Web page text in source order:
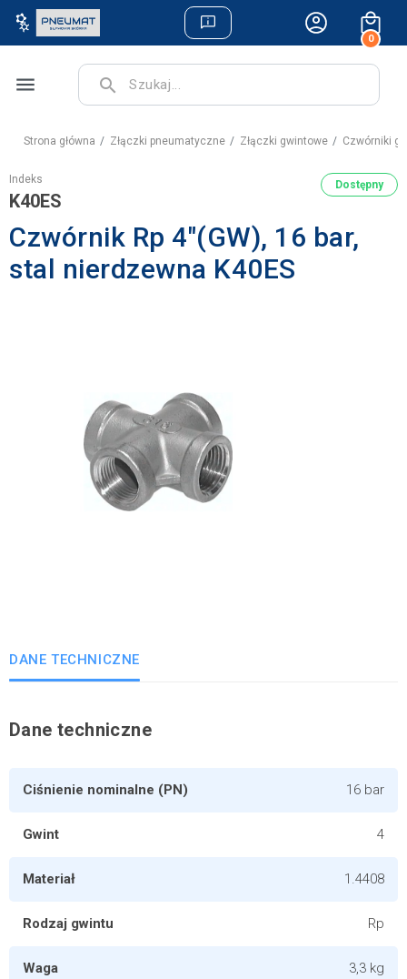
0
menu search
Strona główna Złączki pneumatyczne Złączki gwintowe Czwórniki
Indeks
K40ES
Dostępny
Czwórnik Rp 4"(GW), 16 bar,
stal nierdzewna K40ES
DANE TECHNICZNE
Dane techniczne
Ciśnienie nominalne (PN) 16 bar
Gwint 4
Materiał 1.4408
Rodzaj gwintu Rp
Waga 3,3 kg